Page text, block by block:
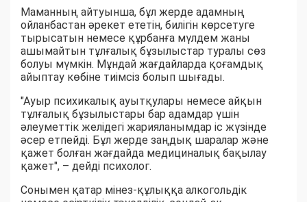
Маманның айтуынша, бұл жерде адамның
ойланбастан әрекет ететін, билігін көрсетуге
тырысатын немесе құрбанға мүлдем жаны
ашымайтын тұлғалық бұзылыстар туралы сөз
болуы мүмкін. Мұндай жағдайларда қоғамдық
айыптау көбіне тиімсіз болып шығады.
"Ауыр психикалық ауытқулары немесе айқын
тұлғалық бұзылыстары бар адамдар үшін
әлеуметтік желідегі жарияланымдар іс жүзінде
әсер етпейді. Бұл жерде заңдық шаралар және
қажет болған жағдайда медициналық бақылау
қажет", – дейді психолог.
Сонымен қатар мінез-құлыққа алкогольдік